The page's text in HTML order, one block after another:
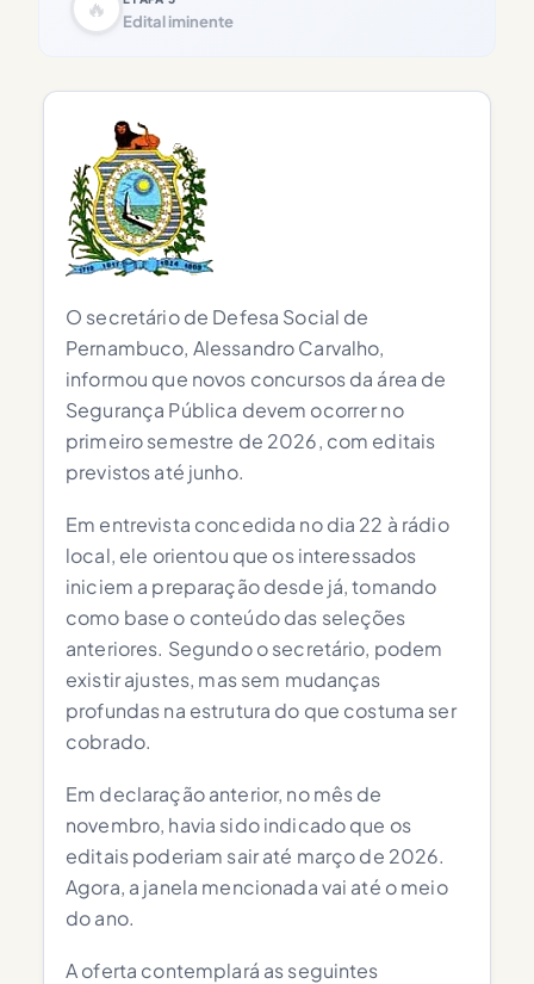
🔥 Edital iminente
O secretário de Defesa Social de
Pernambuco, Alessandro Carvalho,
informou que novos concursos da área de
Segurança Pública devem ocorrer no
primeiro semestre de 2026, com editais
previstos até junho.
Em entrevista concedida no dia 22 à rádio
local, ele orientou que os interessados
iniciem a preparação desde já, tomando
como base o conteúdo das seleções
anteriores. Segundo o secretário, podem
existir ajustes, mas sem mudanças
profundas na estrutura do que costuma ser
cobrado.
Em declaração anterior, no mês de
novembro, havia sido indicado que os
editais poderiam sair até março de 2026.
Agora, a janela mencionada vai até o meio
do ano.
A oferta contemplará as seguintes